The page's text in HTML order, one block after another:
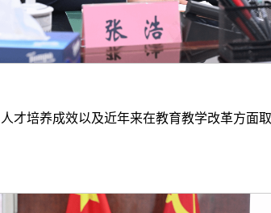
才培养成效以及近年来在教育教学改革方面